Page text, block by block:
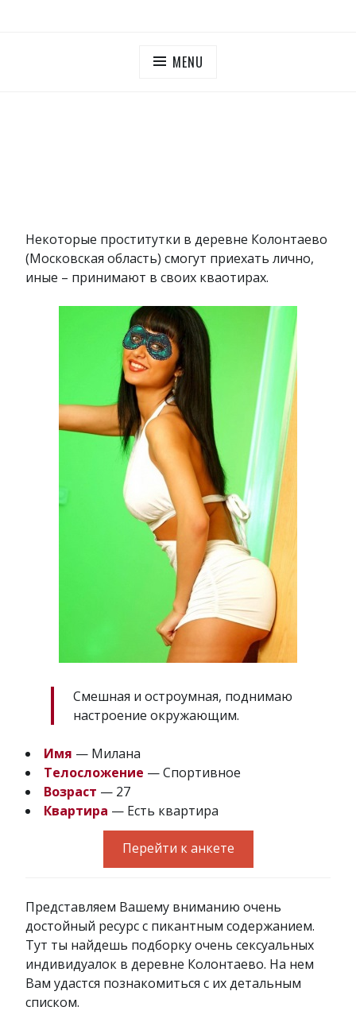
MENU
Некоторые проститутки в деревне Колонтаево
(Московская область) смогут приехать лично,
иные – принимают в своих кваотирах.
Смешная и остроумная, поднимаю
настроение окружающим.
Имя — Милана
Телосложение — Спортивное
Возраст — 27
Квартира — Есть квартира
Перейти к анкете
Представляем Вашему вниманию очень
достойный ресурс с пикантным содержанием.
Тут ты найдешь подборку очень сексуальных
индивидуалок в деревне Колонтаево. На нем
Вам удастся познакомиться с их детальным
списком.